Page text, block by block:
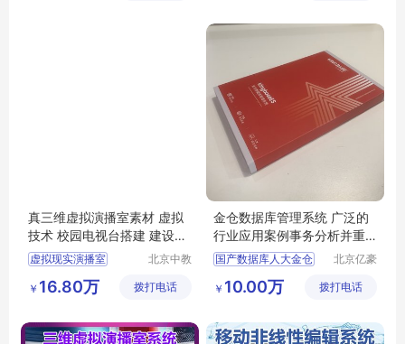
真三维虚拟演播室素材 虚拟
技术 校园电视台搭建 建设方
案
虚拟现实演播室
演播室导播系统
3d虚拟演播室
北京中教
有限公司
￥ 16.80万 拨打电话
金仓数据库管理系统 广泛的
行业应用案例事务分析并重
亿豪
国产数据库人大金仓
金仓国产数据库软件
金仓系统自治数据库管理系统
北京亿豪
有限公司
￥ 10.00万 拨打电话